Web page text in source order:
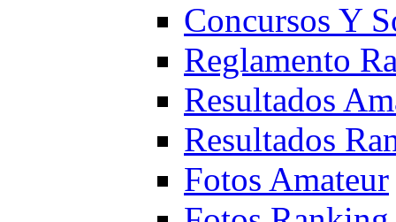
Concursos Y
Reglamento
Resultados
Resultados
Fotos Amateur